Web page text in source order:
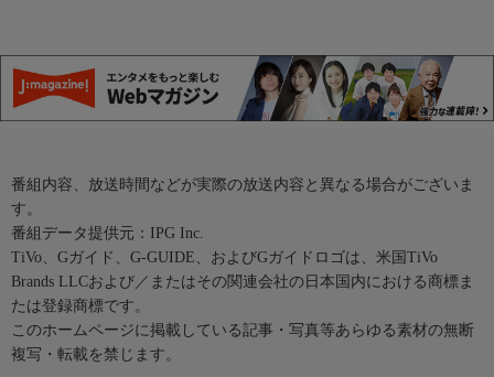
番組内容、放送時間などが実際の放送内容と異なる場合がございま
す。
番組データ提供元：IPG Inc.
TiVo、Gガイド、G-GUIDE、およびGガイドロゴは、米国TiVo
Brands LLCおよび／またはその関連会社の日本国内における商標ま
たは登録商標です。
このホームページに掲載している記事・写真等あらゆる素材の無断
複写・転載を禁じます。